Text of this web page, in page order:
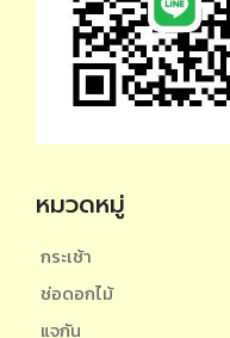
หมวดหมู่
กระเช้า
ช่อดอกไม้
แจกัน